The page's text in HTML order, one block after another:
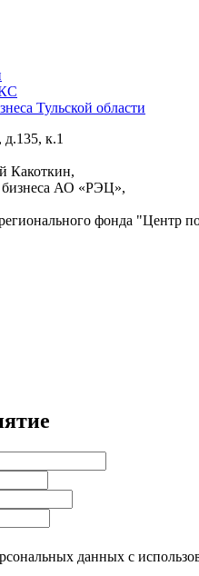
Тульской области
д.135, к.1
Какоткин,
бизнеса АО «РЭЦ»,
фонда "Центр
данных с